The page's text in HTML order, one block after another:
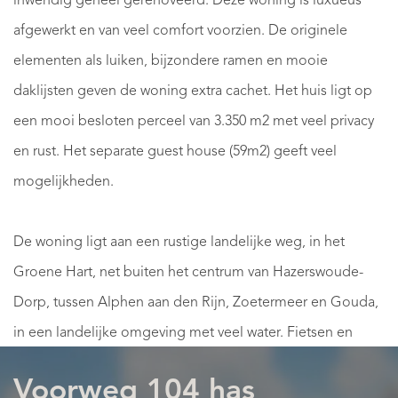
afgewerkt en van veel comfort voorzien. De originele
elementen als luiken, bijzondere ramen en mooie
daklijsten geven de woning extra cachet. Het huis ligt op
een mooi besloten perceel van 3.350 m2 met veel privacy
en rust. Het separate guest house (59m2) geeft veel
mogelijkheden.
De woning ligt aan een rustige landelijke weg, in het
Groene Hart, net buiten het centrum van Hazerswoude-
Dorp, tussen Alphen aan den Rijn, Zoetermeer en Gouda,
in een landelijke omgeving met veel water. Fietsen en
geweldige plek om tot rust te komen. Lagere en
Voorweg 104 has